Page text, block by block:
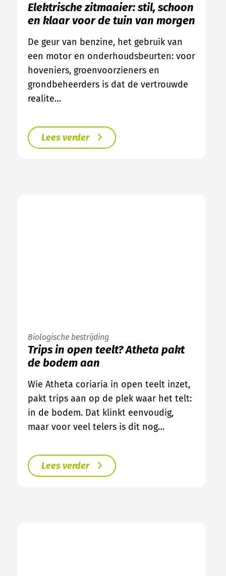
Elektrische zitmaaier: stil, schoon
en klaar voor de tuin van morgen
De geur van benzine, het gebruik van
een motor en onderhoudsbeurten: voor
hoveniers, groenvoorzieners en
grondbeheerders is dat de vertrouwde
realite…
Lees verder
Biologische bestrijding
Trips in open teelt? Atheta pakt
de bodem aan
Wie Atheta coriaria in open teelt inzet,
pakt trips aan op de plek waar het telt:
in de bodem. Dat klinkt eenvoudig,
maar voor veel telers is dit nog…
Lees verder